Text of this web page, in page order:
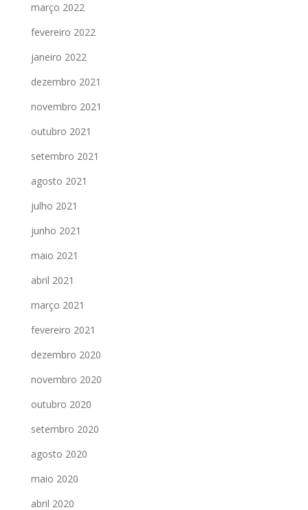
março 2022
fevereiro 2022
janeiro 2022
dezembro 2021
novembro 2021
outubro 2021
setembro 2021
agosto 2021
julho 2021
junho 2021
maio 2021
abril 2021
março 2021
fevereiro 2021
dezembro 2020
novembro 2020
outubro 2020
setembro 2020
agosto 2020
maio 2020
abril 2020